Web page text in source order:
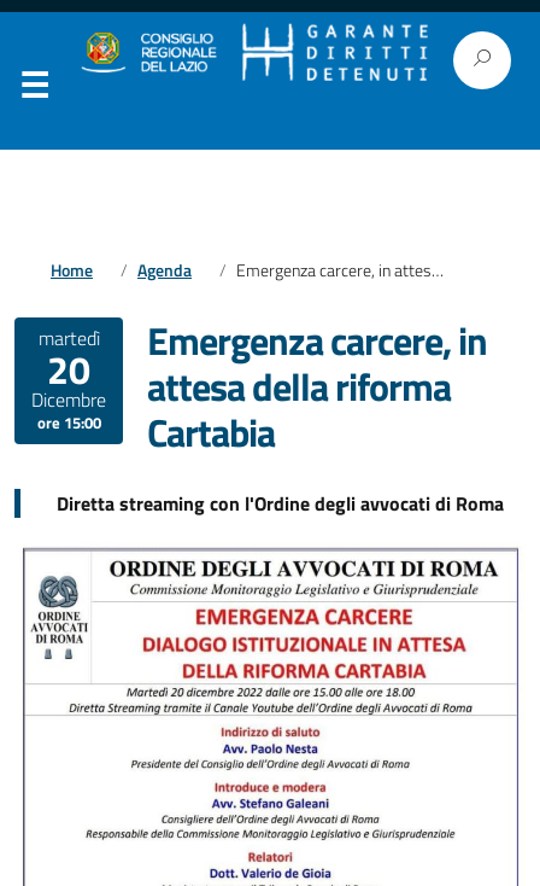
Home Agenda Emergenza carcere, in attesa della riforma Cartabia
martedì
20
Dicembre
ore 15:00
Emergenza carcere, in
attesa della riforma
Cartabia
Diretta streaming con l'Ordine degli avvocati di Roma